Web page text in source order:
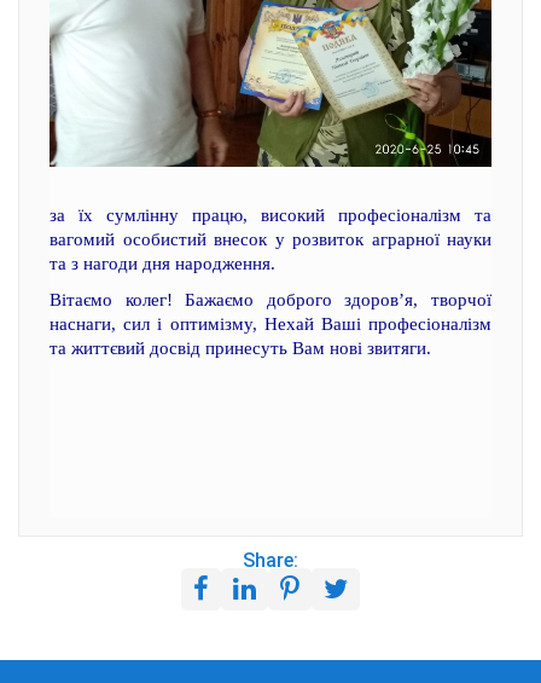
за їх сумлінну працю, високий професіоналізм та
вагомий особистий внесок у розвиток аграрної науки
та з нагоди дня народження.
Вітаємо колег! Бажаємо доброго здоров’я, творчої
наснаги, сил і оптимізму, Нехай Ваші професіоналізм
та життєвий досвід принесуть Вам нові звитяги.
Share: